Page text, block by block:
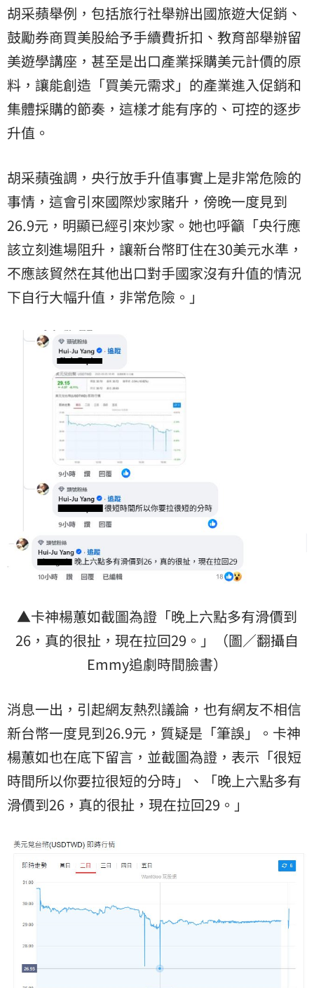
胡采蘋舉例，包括旅行社舉辦出國旅遊大促銷、
鼓勵券商買美股給予手續費折扣、教育部舉辦留
美遊學講座，甚至是出口產業採購美元計價的原
料，讓能創造「買美元需求」的產業進入促銷和
集體採購的節奏，這樣才能有序的、可控的逐步
升值。
胡采蘋強調，央行放手升值事實上是非常危險的
事情，這會引來國際炒家賭升，傍晚一度見到
26.9元，明顯已經引來炒家。她也呼籲「央行應
該立刻進場阻升，讓新台幣盯住在30美元水準，
不應該貿然在其他出口對手國家沒有升值的情況
下自行大幅升值，非常危險。」
▲卡神楊蕙如截圖為證「晚上六點多有滑價到
26，真的很扯，現在拉回29。」（圖／翻攝自
Emmy追劇時間臉書）
消息一出，引起網友熱烈議論，也有網友不相信
新台幣一度見到26.9元，質疑是「筆誤」。卡神
楊蕙如也在底下留言，並截圖為證，表示「很短
時間所以你要拉很短的分時」、「晚上六點多有
滑價到26，真的很扯，現在拉回29。」